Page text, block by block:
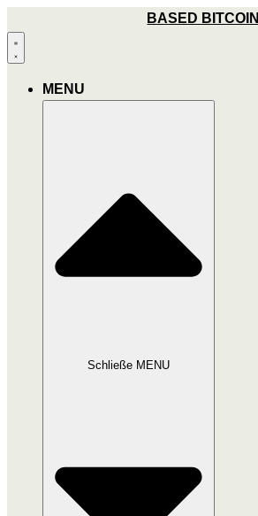
Inhalt
wechseln
BASED BITCOIN
MENU
Schließe MENU